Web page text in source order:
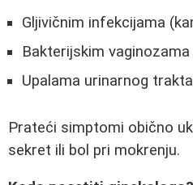
Gljivičnim infekcijama
Bakterijskim vaginozama
Upalama urinarnog trakta
Prateći simptomi obično
sekret ili bol pri mokrenju.